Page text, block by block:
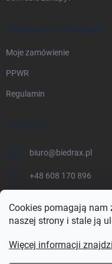
Cookies pomagają nam
naszej strony i stale ją
Więcej informacji
INFORMACJE PRAWNE
Moje zamówienie
PPWR
Regulamin
KONTAKT
biuro@biedrax.pl
+48 608 170 896